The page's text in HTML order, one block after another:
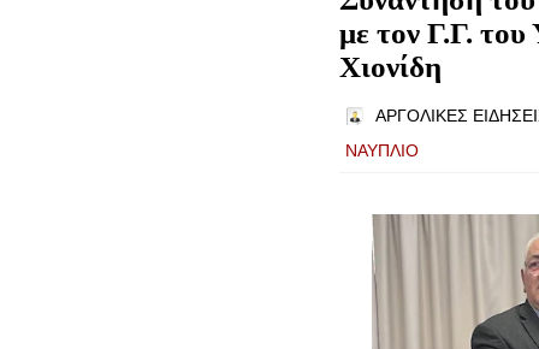
με τον Γ.Γ.
Χιονίδη
ΑΡΓΟΛΙΚΕΣ
ΝΑΥΠΛΙΟ